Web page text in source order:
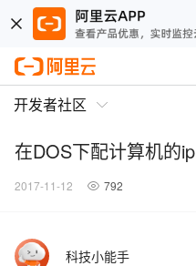
开发者社区
在DOS下配计算机的ip
2017-11-12 792
科技小能手